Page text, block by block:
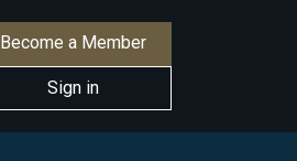
Become a Member
Sign in